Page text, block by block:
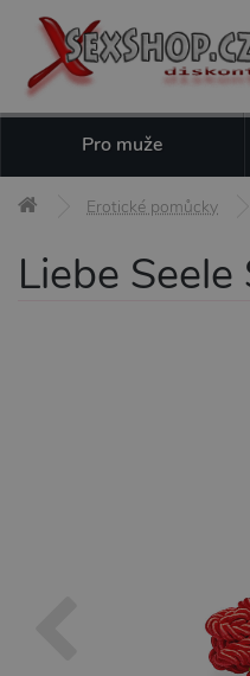
Pro muže
Erotické pomůcky
Liebe